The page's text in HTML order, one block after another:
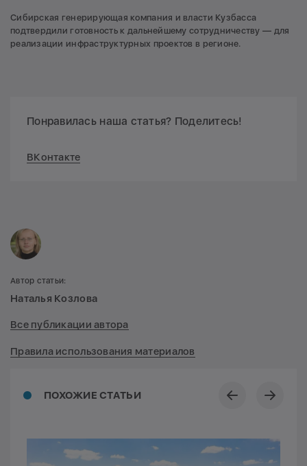
Сибирская генерирующая компания и власти Кузбасса
подтвердили готовность к дальнейшему сотрудничеству — для
реализации инфраструктурных проектов в регионе.
Понравилась наша статья? Поделитесь!
ВКонтакте
ПОХОЖИЕ СТАТЬИ
Автор статьи:
Наталья Козлова
Все публикации автора
Правила использования материалов